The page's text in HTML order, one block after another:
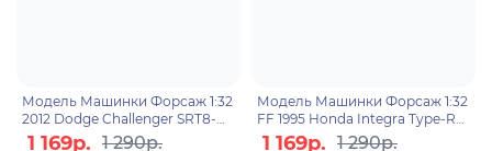
Модель Машинки Форсаж 1:32
2012 Dodge Challenger SRT8-
Wide Body 97384
1 169р. 1 290р.
Модель Машинки Форсаж 1:32
FF 1995 Honda Integra Type-R
31029
1 169р. 1 290р.